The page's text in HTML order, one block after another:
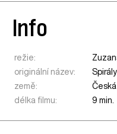
Info
režie:
originální název:
Spirály
země:
délka filmu:
9 min.